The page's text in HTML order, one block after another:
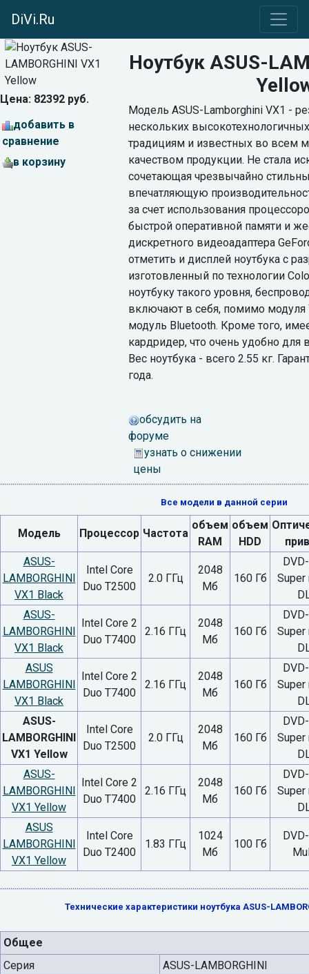
DiVi.Ru
Цена: 82392 руб.
добавить в
сравнение
в корзину
Ноутбук ASUS-
Модель ASUS-Lamborghini VX1 -
нескольких
традициям и известных во всем
качеством продукции. Не стала
сочетающая чрезвычайно
впечатляющую
за счет использования
быстрой оперативной памяти и
дискретного видеоадаптера
отметить и дисплей ноутбука с
изготовленный по технологии
ноутбуку такого уровня,
включают в себя, помимо
модуль Bluetooth. Кроме того,
кардридер, что очень удобно для
Вес ноутбука - всего 2.55 кг.
года.
обсудить на
форуме
узнать о снижении
цены
Все модели в данной серии
Модель Процессор Частота
объем
RAM
объем
HDD
ASUS-
LAMBORGHINI
VX1 Black
Intel Core
Duo T2500
2.0 ГГц
2048
Мб
160 Гб
Super
ASUS-
LAMBORGHINI
VX1 Black
Intel Core 2
Duo T7400
2.16 ГГц
2048
Мб
160 Гб
Super
ASUS
LAMBORGHINI
VX1 Black
Intel Core 2
Duo T7400
2.16 ГГц
2048
Мб
160 Гб
Super
ASUS-
LAMBORGHINI
VX1 Yellow
Intel Core
Duo T2500
2.0 ГГц
2048
Мб
160 Гб
Super
ASUS-
LAMBORGHINI
VX1 Yellow
Intel Core 2
Duo T7400
2.16 ГГц
2048
Мб
160 Гб
Super
ASUS
LAMBORGHINI
VX1 Yellow
Intel Core
Duo T2400
1.83 ГГц
1024
Мб
100 Гб
Технические характеристики ноутбука ASUS-
Общее
Серия
ASUS-LAMBORGHINI